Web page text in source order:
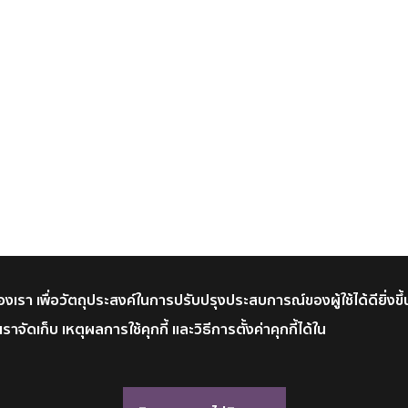
เรา เพื่อวัตถุประสงค์ในการปรับปรุงประสบการณ์ของผู้ใช้ได้ดียิ่ง
าจัดเก็บ เหตุผลการใช้คุกกี้ และวิธีการตั้งค่าคุกกี้ได้ใน